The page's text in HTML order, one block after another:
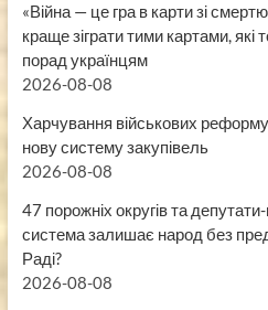
«Війна — це гра в карти зі
краще зіграти тими картами, які
порад українцям
2026-08-08
Харчування військових
нову систему закупівель
2026-08-08
47 порожніх округів та
система залишає народ без
Раді?
2026-08-08